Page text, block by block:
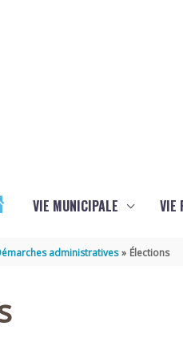
VIE MUNICIPALE VIE
administratives Élections